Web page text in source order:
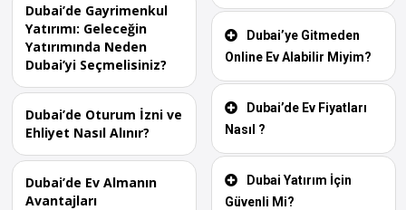
Dubai’de Gayrimenkul
Yatırımı: Geleceğin
Yatırımında Neden
Dubai’yi Seçmelisiniz?
Dubai’de Oturum İzni ve
Ehliyet Nasıl Alınır?
Dubai’de Ev Almanın
Avantajları
Dubai’ye Gitmeden
Online Ev Alabilir Miyim?
Dubai’de Ev Fiyatları
Nasıl ?
Dubai Yatırım İçin
Güvenli Mi?